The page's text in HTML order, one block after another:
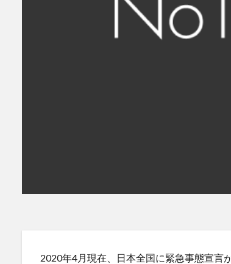
2020年4月現在、日本全国に緊急事態宣言